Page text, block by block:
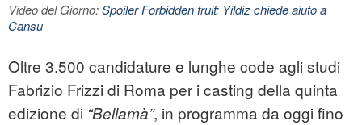
Video del Giorno:Spoiler Forbidden fruit: Yildiz chiede aiuto a
Cansu
Oltre 3.500 candidature e lunghe code agli studi
Fabrizio Frizzi di Roma per i casting della quinta
edizione di “Bellamà”, in programma da oggi fino